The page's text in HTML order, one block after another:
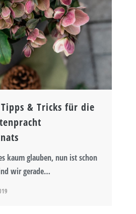
& Tricks für die
kaum glauben, nun ist schon
wir gerade…